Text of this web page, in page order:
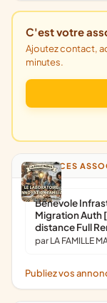
C'est votre
Ajoutez contact, activités, photos et annonces. Gratuit, en 5
minutes.
ANNONCES
Bénévole
Migration Auth
distance Full
par LA FAMILLE
Publiez vos